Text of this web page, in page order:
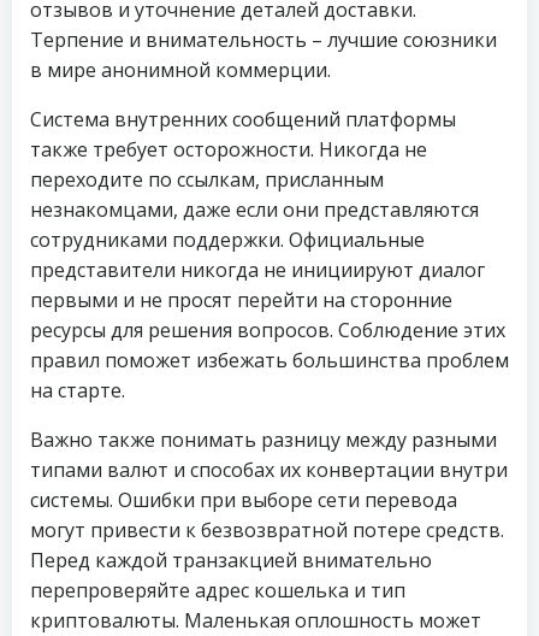
отзывов и уточнение деталей доставки.
Терпение и внимательность – лучшие союзники
в мире анонимной коммерции.
Система внутренних сообщений платформы
также требует осторожности. Никогда не
переходите по ссылкам, присланным
незнакомцами, даже если они представляются
сотрудниками поддержки. Официальные
представители никогда не инициируют диалог
первыми и не просят перейти на сторонние
ресурсы для решения вопросов. Соблюдение этих
правил поможет избежать большинства проблем
на старте.
Важно также понимать разницу между разными
типами валют и способах их конвертации внутри
системы. Ошибки при выборе сети перевода
могут привести к безвозвратной потере средств.
Перед каждой транзакцией внимательно
перепроверяйте адрес кошелька и тип
криптовалюты. Маленькая оплошность может